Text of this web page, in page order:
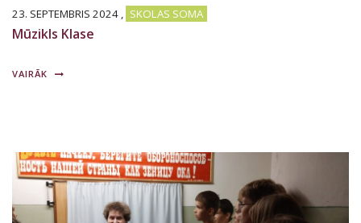
23. SEPTEMBRIS 2024 , SKOLAS SOMA
Mūzikls Klase
VAIRĀK